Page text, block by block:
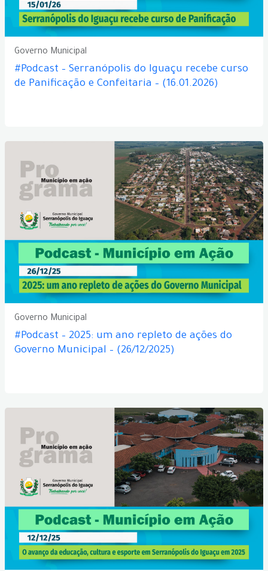
Governo Municipal
#Podcast – Serranópolis do Iguaçu recebe curso
de Panificação e Confeitaria – (16.01.2026)
Governo Municipal
#Podcast – 2025: um ano repleto de ações do
Governo Municipal – (26/12/2025)